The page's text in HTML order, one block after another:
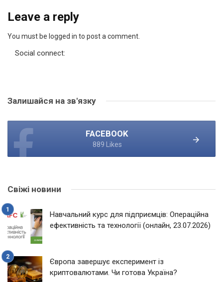
Leave a reply
You must be logged in to post a comment.
Social connect:
Залишайся на зв'язку
FACEBOOK
889 Likes
Свіжі новини
Навчальний курс для підприємців: Операційна
ефективність та технології (онлайн, 23.07.2026)
Європа завершує експеримент із
криптовалютами. Чи готова Україна?